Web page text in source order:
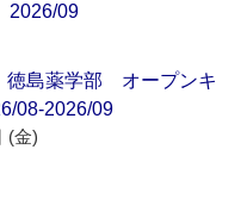
09
島薬学部 オープンキ
08-2026/09
(金)